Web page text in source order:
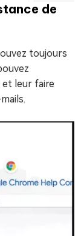
de
toujours
et leur faire